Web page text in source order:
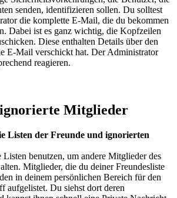
senden, identifizieren sollen. Du solltest
die komplette E-Mail, die du bekommen
Dabei ist es ganz wichtig, die Kopfzeilen
Diese enthalten Details über den
E-Mail verschickt hat. Der Administrator
reagieren.
Mitglieder
Listen der Freunde und ignorierten
Listen benutzen, um andere Mitglieder des
Mitglieder, die du deiner Freundesliste
in deinem persönlichen Bereich für den
aufgelistet. Du siehst dort deren